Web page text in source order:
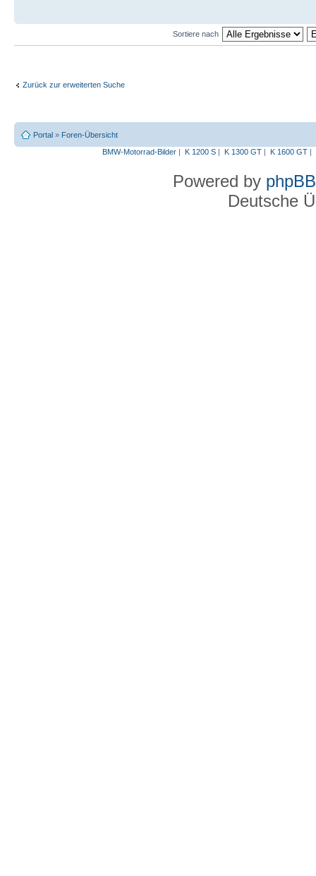
Sortiere nach
Zurück zur erweiterten Suche
Portal » Foren-Übersicht
BMW-Motorrad-Bilder| K 1200 S| K 1300 GT| K 1600 GT|
Powered by phpBB
Deutsche